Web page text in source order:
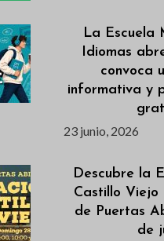
La Escuela
Idiomas
convoca
informativa y
23 junio, 2026
Descubre la
Castillo Viejo
de Puertas
de